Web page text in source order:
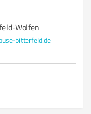
Wolfen
bitterfeld.de